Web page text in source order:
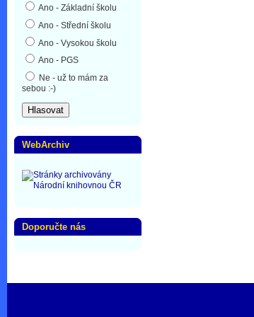
Ano - Základní školu
Ano - Střední školu
Ano - Vysokou školu
Ano - PGS
Ne - už to mám za
sebou :-)
WebArchiv
Doporučte nás